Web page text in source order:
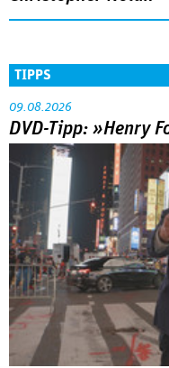
TIPPS
09.08.2026
DVD-Tipp: »Henry